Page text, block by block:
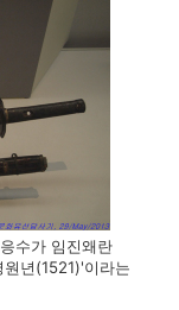
수가 임진왜란
년(1521)'이라는